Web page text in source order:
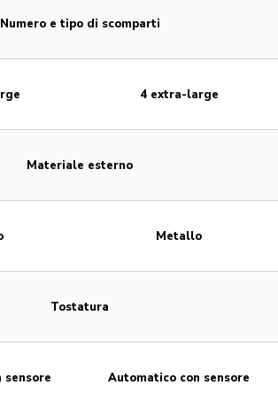
Numero e tipo di scomparti
Materiale esterno
Tostatura
sensore
4 extra-large
Metallo
Automatico con sensore